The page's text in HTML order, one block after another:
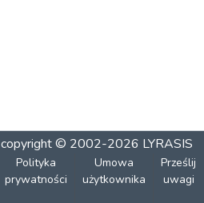
copyright © 2002-2026 LYRASIS
Polityka
prywatności
Umowa
użytkownika
Prześlij
uwagi